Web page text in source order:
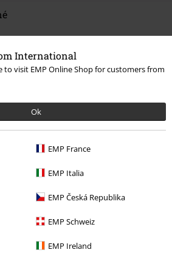
International
to visit EMP Online Shop for customers from
Ok
EMP France
EMP Italia
EMP Česká Republika
EMP Schweiz
EMP Ireland
options.